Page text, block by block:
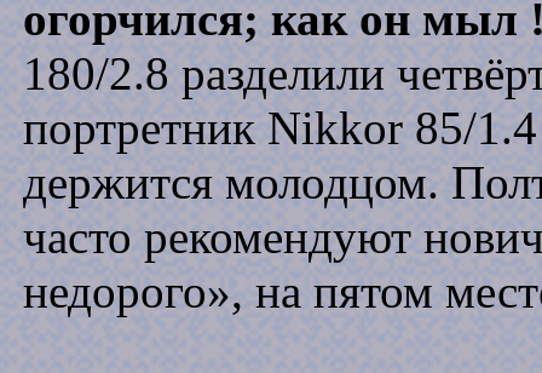
огорчился; как он мыл
180/2.8 разделили
портретник Nikkor 85/
держится молодцом.
часто рекомендуют
недорого», на пятом